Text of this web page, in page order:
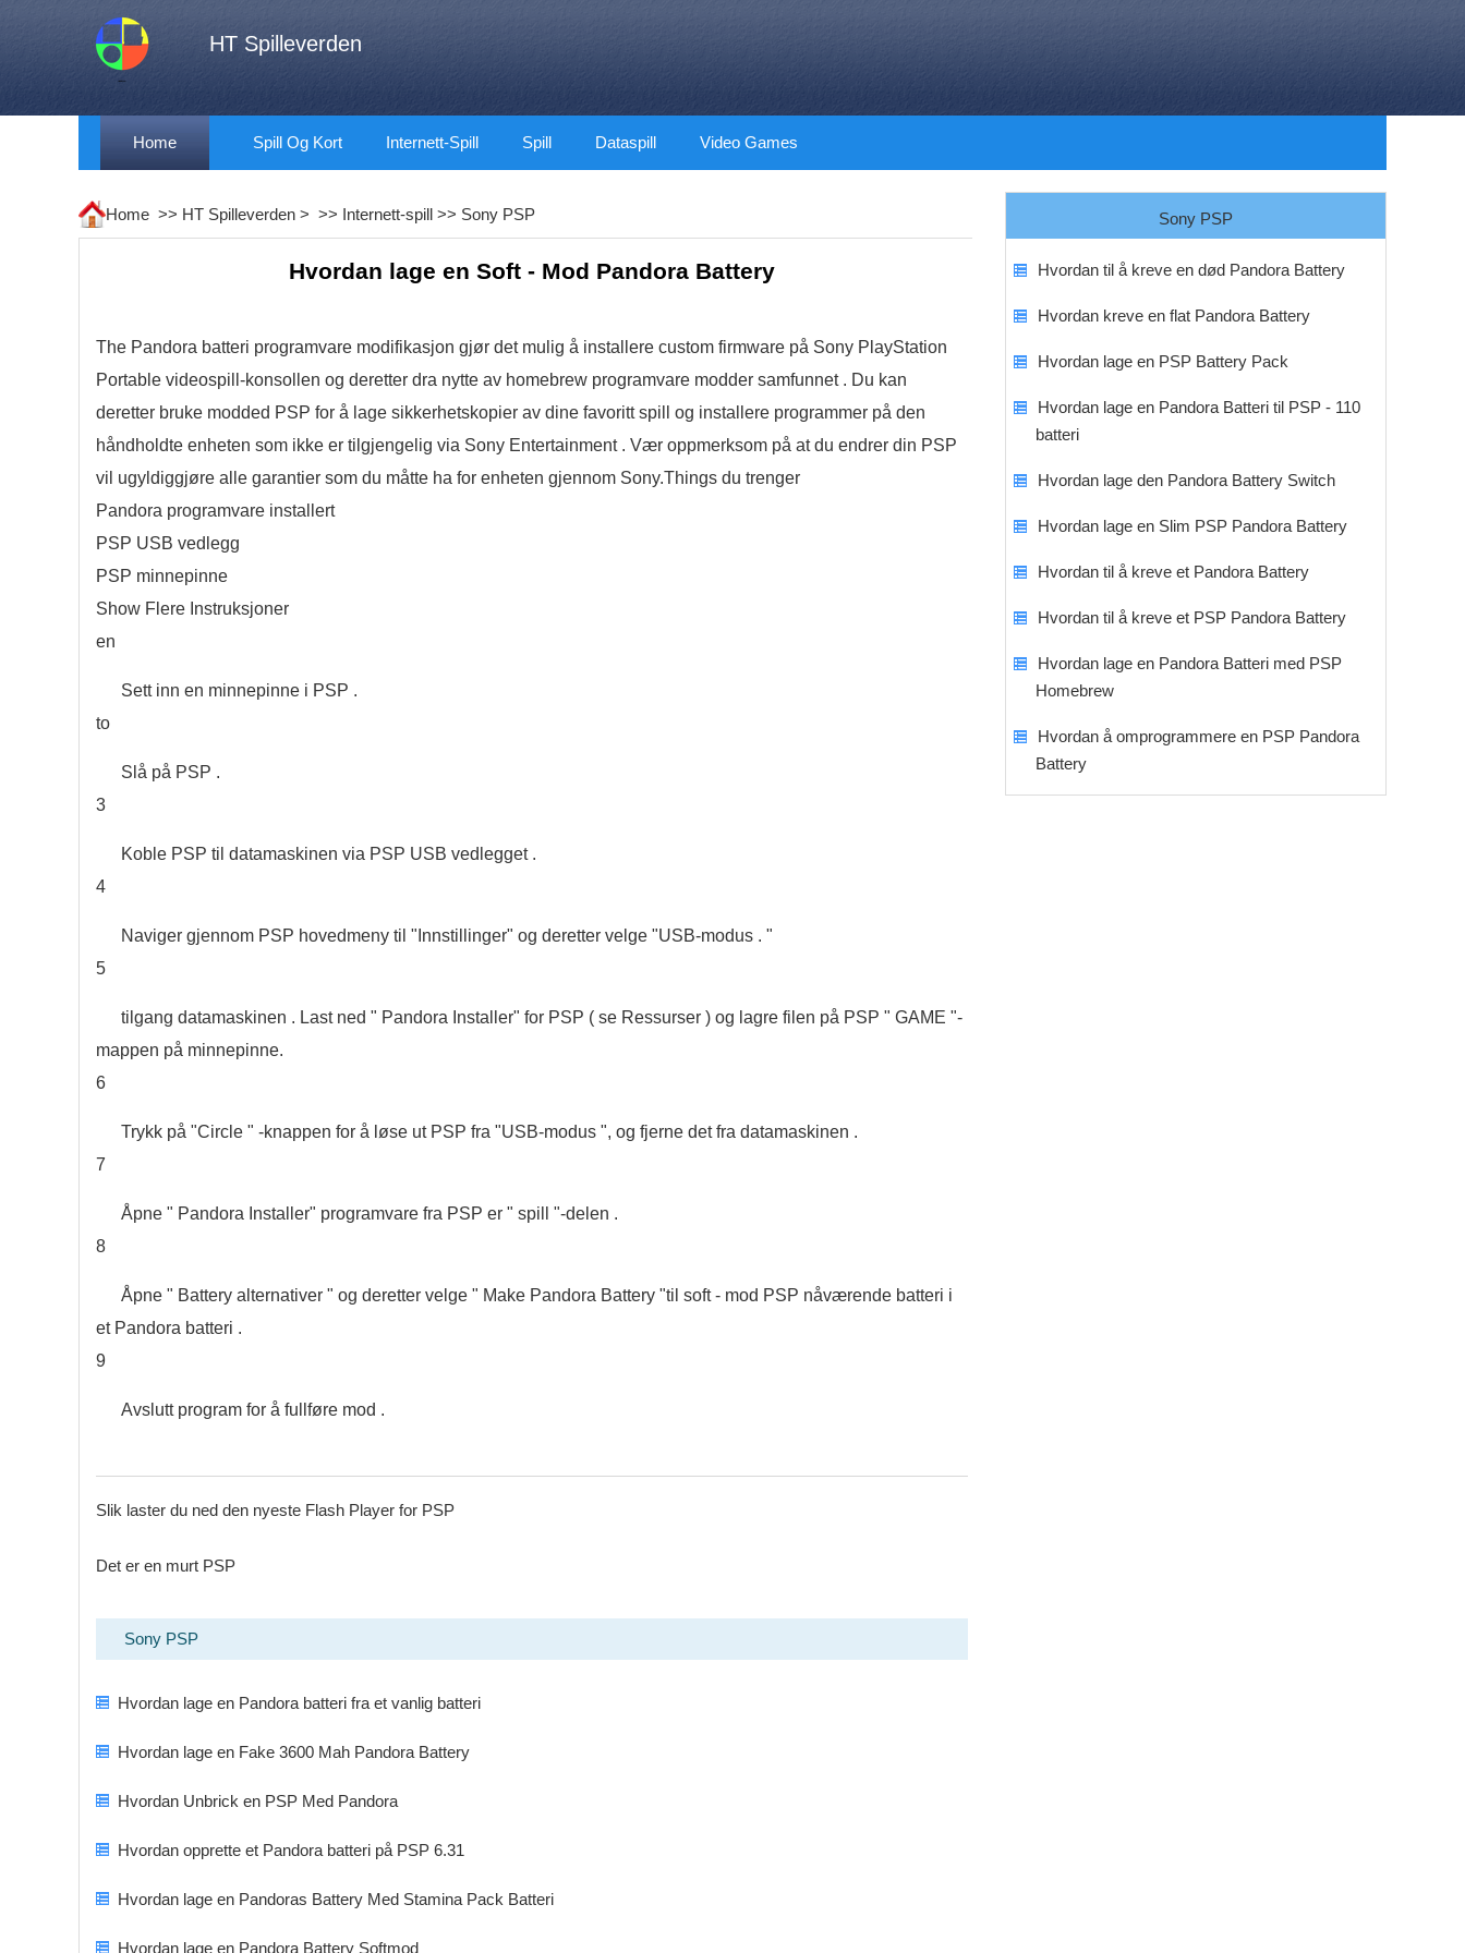
HT Spilleverden
Home Spill Og Kort Internett-Spill Spill Dataspill Video Games
Home >> HT Spilleverden > >> Internett-spill >> Sony PSP
Hvordan lage en Soft - Mod Pandora Battery
The Pandora batteri programvare modifikasjon gjør det mulig å installere custom firmware på Sony PlayStation
Portable videospill-konsollen og deretter dra nytte av homebrew programvare modder samfunnet . Du kan
deretter bruke modded PSP for å lage sikkerhetskopier av dine favoritt spill og installere programmer på den
håndholdte enheten som ikke er tilgjengelig via Sony Entertainment . Vær oppmerksom på at du endrer din PSP
vil ugyldiggjøre alle garantier som du måtte ha for enheten gjennom Sony.Things du trenger
Pandora programvare installert
PSP USB vedlegg
PSP minnepinne
Show Flere Instruksjoner
en
Sett inn en minnepinne i PSP .
to
Slå på PSP .
3
Koble PSP til datamaskinen via PSP USB vedlegget .
4
Naviger gjennom PSP hovedmeny til "Innstillinger" og deretter velge "USB-modus . "
5
tilgang datamaskinen . Last ned " Pandora Installer" for PSP ( se Ressurser ) og lagre filen på PSP " GAME "-
mappen på minnepinne.
6
Trykk på "Circle " -knappen for å løse ut PSP fra "USB-modus ", og fjerne det fra datamaskinen .
7
Åpne " Pandora Installer" programvare fra PSP er " spill "-delen .
8
Åpne " Battery alternativer " og deretter velge " Make Pandora Battery "til soft - mod PSP nåværende batteri i
et Pandora batteri .
9
Avslutt program for å fullføre mod .
Slik laster du ned den nyeste Flash Player for PSP
Det er en murt PSP
Sony PSP
Hvordan lage en Pandora batteri fra et vanlig batteri
Hvordan lage en Fake 3600 Mah Pandora Battery
Hvordan Unbrick en PSP Med Pandora
Hvordan opprette et Pandora batteri på PSP 6.31
Hvordan lage en Pandoras Battery Med Stamina Pack Batteri
Hvordan lage en Pandora Battery Softmod
Sony PSP
Hvordan til å kreve en død Pandora Battery
Hvordan kreve en flat Pandora Battery
Hvordan lage en PSP Battery Pack
Hvordan lage en Pandora Batteri til PSP - 110
batteri
Hvordan lage den Pandora Battery Switch
Hvordan lage en Slim PSP Pandora Battery
Hvordan til å kreve et Pandora Battery
Hvordan til å kreve et PSP Pandora Battery
Hvordan lage en Pandora Batteri med PSP
Homebrew
Hvordan å omprogrammere en PSP Pandora
Battery